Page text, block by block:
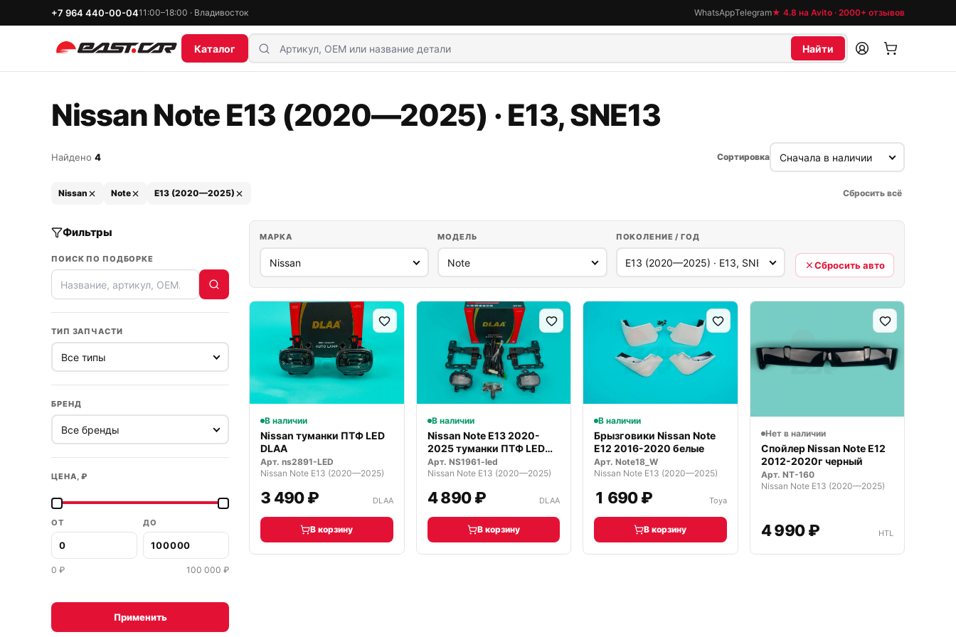
+7 964 440-00-0411:00–18:00 · Владивосток WhatsAppTelegram★ 4.8 на Avito · 2000+ отзывов
Каталог Найти
Nissan Note E13 (2020—2025) · E13, SNE13
Найдено 4 Сортировка
Nissan Note E13 (2020—2025) Сбросить всё
Фильтры
ПОИСК ПО ПОДБОРКЕ
ТИП ЗАПЧАСТИ
БРЕНД
ЦЕНА, ₽
ОТ ДО
0 ₽ 100 000 ₽
Применить
МАРКА МОДЕЛЬ ПОКОЛЕНИЕ / ГОД
Сбросить авто
В наличии
Nissan туманки ПТФ LED
DLAA
Арт. ns2891-LED
Nissan Note E13 (2020—2025)
3 490 ₽ DLAA
В корзину
В наличии
Nissan Note E13 2020-
2025 туманки ПТФ LED
комплект
Арт. NS1961-led
Nissan Note E13 (2020—2025)
4 890 ₽ DLAA
В корзину
В наличии
Брызговики Nissan Note
E12 2016-2020 белые
Арт. Note18_W
Nissan Note E13 (2020—2025)
1 690 ₽ Toya
В корзину
Нет в наличии
Спойлер Nissan Note E12
2012-2020г черный
Арт. NT-160
Nissan Note E13 (2020—2025)
4 990 ₽ HTL